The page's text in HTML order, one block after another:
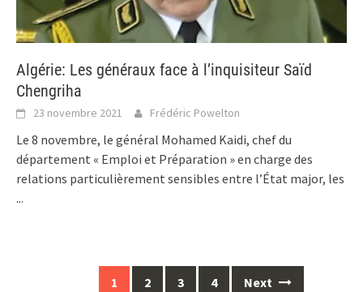
Algérie: Les généraux face à l’inquisiteur Saïd
Chengriha
23 novembre 2021 Frédéric Powelton
Le 8 novembre, le général Mohamed Kaidi, chef du
département « Emploi et Préparation » en charge des
relations particulièrement sensibles entre l’État major, les
...
1 2 3 4 Next